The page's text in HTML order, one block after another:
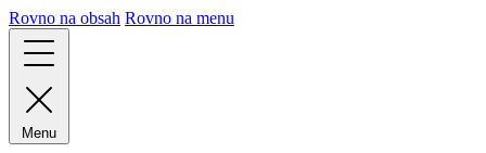
Rovno na obsah Rovno na menu
Menu